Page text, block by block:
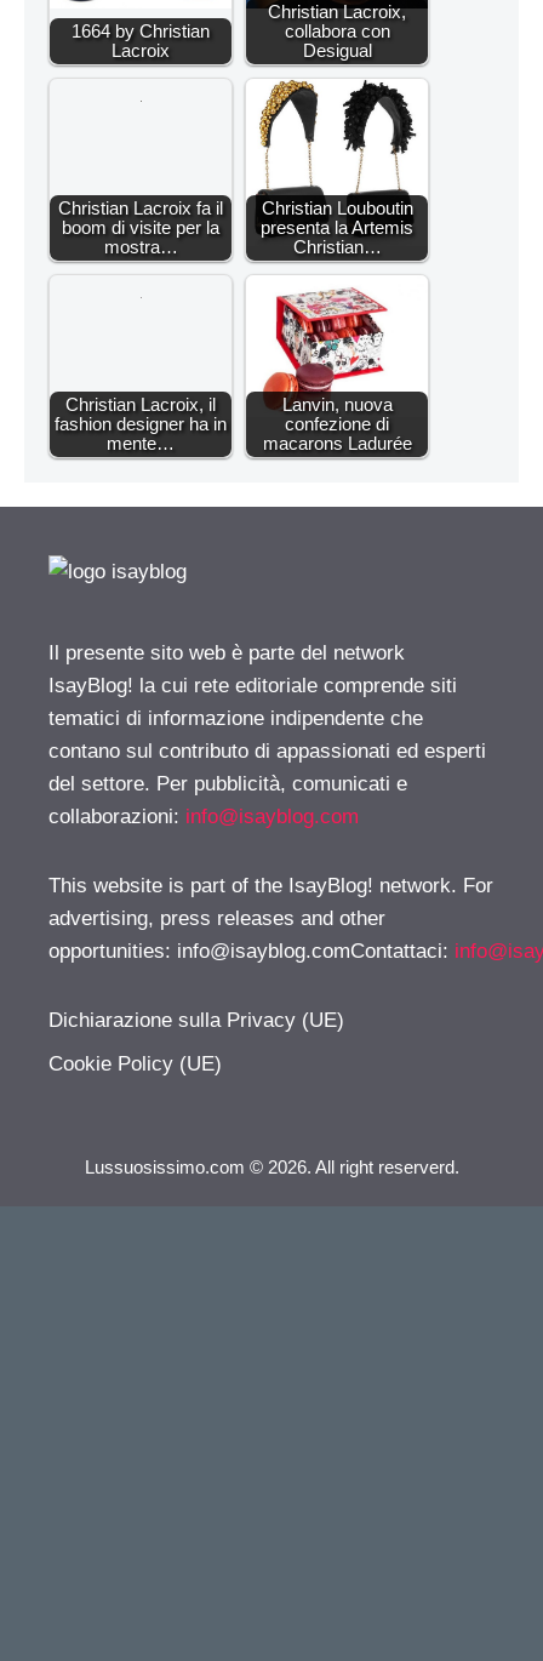
1664 by Christian
Lacroix
Christian Lacroix,
collabora con
Desigual
Christian Lacroix fa il
boom di visite per la
mostra…
Christian Louboutin
presenta la Artemis
Christian…
Christian Lacroix, il
fashion designer ha in
mente…
Lanvin, nuova
confezione di
macarons Ladurée
Il presente sito web è parte del network
IsayBlog! la cui rete editoriale comprende siti
tematici di informazione indipendente che
contano sul contributo di appassionati ed esperti
del settore. Per pubblicità, comunicati e
collaborazioni: info@isayblog.com
This website is part of the IsayBlog! network. For
advertising, press releases and other
opportunities: info@isayblog.comContattaci:
Dichiarazione sulla Privacy (UE)
Cookie Policy (UE)
Lussuosissimo.com © 2026. All right reserverd.